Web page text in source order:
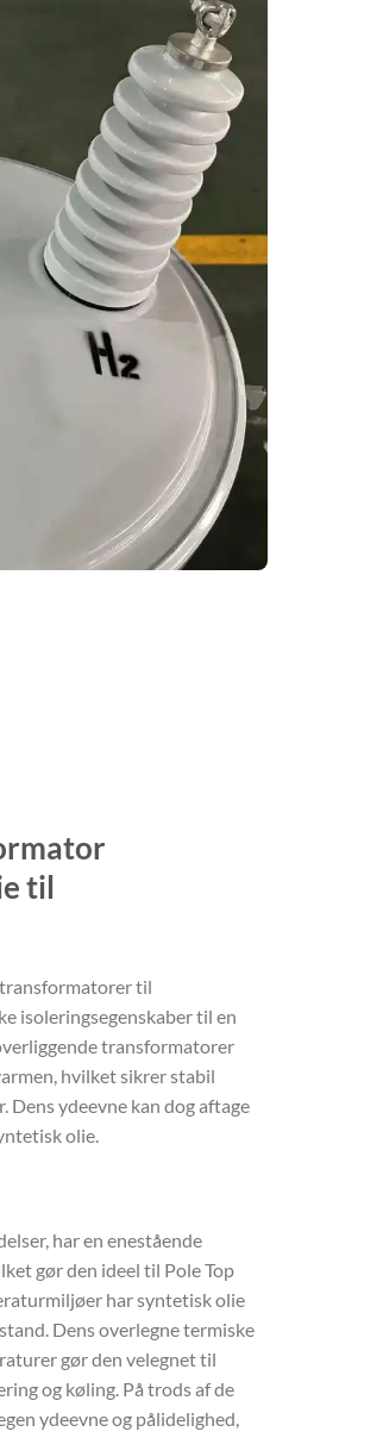
til
til
isoleringsegenskaber til en
transformatorer
hvilket sikrer stabil
ydeevne kan dog aftage
olie.
har en enestående
gør den ideel til Pole Top
har syntetisk olie
Dens overlegne termiske
gør den velegnet til
og køling. På trods af de
ydeevne og pålidelighed,